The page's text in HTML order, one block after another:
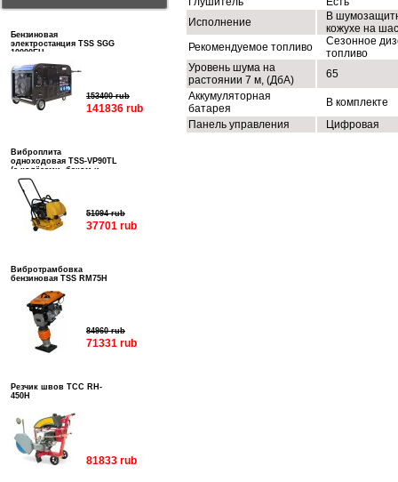
Бензиновая
электростанция TSS SGG
10000EH
153400 rub
141836 rub
Виброплита
одноходовая TSS-VP90TL
(с колёсами, баком и
подошвой)
51094 rub
37701 rub
Вибротрамбовка
бензиновая TSS RM75H
84960 rub
71331 rub
Резчик швов ТСС RH-
450H
81833 rub
Исполнение
В
кожухе на
Рекомендуемое топливо
Сезонное
топливо
Уровень шума на
растоянии 7 м, (ДбА)
65
Аккумуляторная
батарея
В комплекте
Панель управления
Цифровая